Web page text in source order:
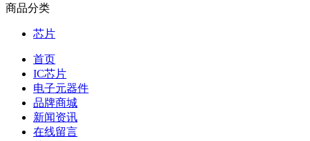
商品分类
芯片
首页
IC芯片
电子元器件
品牌商城
新闻资讯
在线留言